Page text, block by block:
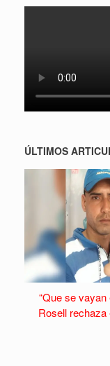
ÚLTIMOS
“Que se vayan
Rosell rechaza